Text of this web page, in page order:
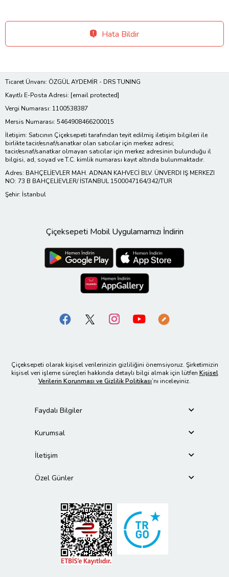
Hata Bildir
Ticaret Ünvanı: ÖZGÜL AYDEMİR - DRS TUNING
Kayıtlı E-Posta Adresi: [email protected]
Vergi Numarası: 1100538387
Mersis Numarası: 5464908466200015
İletişim: Satıcının Çiçeksepeti tarafından teyit edilmiş iletişim bilgileri ile
birlikte tacir/esnaf/sanatkar olan satıcılar için merkez adresi;
tacir/esnaf/sanatkar olmayan satıcılar için merkez adresinin bulunduğu il
bilgisi, ad, soyad ve T.C. kimlik numarası kayıt altında bulunmaktadır.
Adres: BAHÇELİEVLER MAH. ADNAN KAHVECİ BLV. ÜNVERDI IŞ MERKEZI
NO: 73 B BAHÇELİEVLER/ İSTANBUL 1500047164/342/TUR
Şehir: İstanbul
Çiçeksepeti Mobil Uygulamamızı İndirin
Çiçeksepeti olarak kişisel verilerinizin gizliliğini önemsiyoruz. Şirketimizin
kişisel veri işleme süreçleri hakkında detaylı bilgi almak için lütfen Kişisel
Verilerin Korunması ve Gizlilik Politikası’nı inceleyiniz.
Faydalı Bilgiler
Kurumsal
İletişim
Özel Günler